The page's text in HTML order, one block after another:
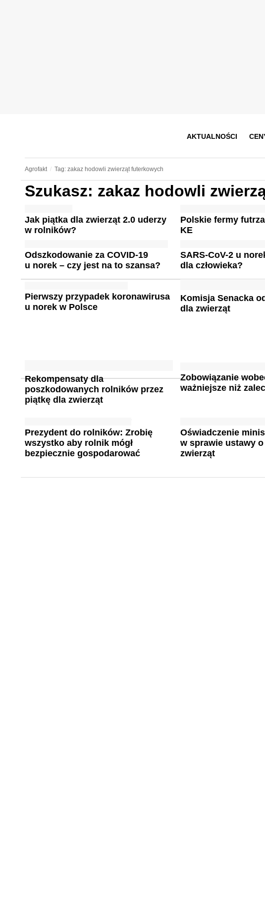
AKTUALNOŚCI
Agrofakt Tag: zakaz hodowli zwierząt futerkowych
Szukasz: zakaz hodowli
Jak piątka dla zwierząt 2.0 uderzy
w rolników?
Polskie fermy
KE
Odszkodowanie za COVID-19
u norek – czy jest na to szansa?
SARS-CoV-2 u
dla człowieka?
Pierwszy przypadek koronawirusa
u norek w Polsce
Komisja Senacka
dla zwierząt
Rekompensaty dla
poszkodowanych rolników przez
piątkę dla zwierząt
Zobowiązanie
ważniejsze niż
Prezydent do rolników: Zrobię
wszystko aby rolnik mógł
bezpiecznie gospodarować
Oświadczenie
w sprawie ustawy
zwierząt